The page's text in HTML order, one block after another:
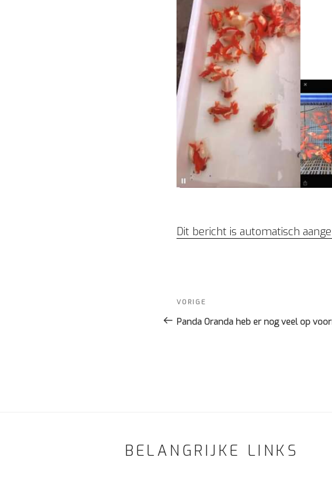
Dit bericht is automatisch
navigatie
Vorig
bericht
VORIGE
Panda Oranda heb er nog veel op
BELANGRIJKE LINKS